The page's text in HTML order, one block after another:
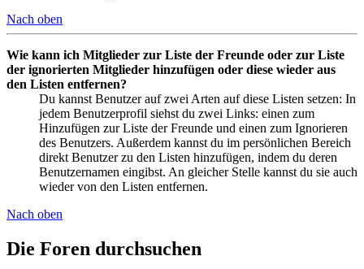
Nach oben
Wie kann ich Mitglieder zur Liste der Freunde oder zur Liste
der ignorierten Mitglieder hinzufügen oder diese wieder aus
den Listen entfernen?
Du kannst Benutzer auf zwei Arten auf diese Listen setzen: In
jedem Benutzerprofil siehst du zwei Links: einen zum
Hinzufügen zur Liste der Freunde und einen zum Ignorieren
des Benutzers. Außerdem kannst du im persönlichen Bereich
direkt Benutzer zu den Listen hinzufügen, indem du deren
Benutzernamen eingibst. An gleicher Stelle kannst du sie auch
wieder von den Listen entfernen.
Nach oben
Die Foren durchsuchen